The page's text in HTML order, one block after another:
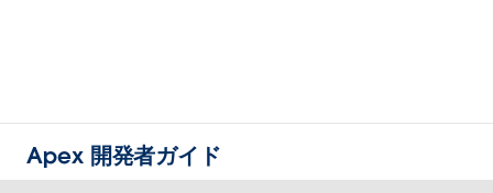
Apex 開発者ガイド